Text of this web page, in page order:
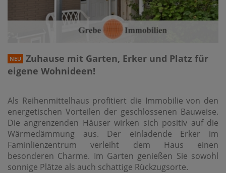
NEU
Zuhause mit Garten, Erker und Platz für
eigene Wohnideen!
Als Reihenmittelhaus profitiert die Immobilie von den
energetischen Vorteilen der geschlossenen Bauweise.
Die angrenzenden Häuser wirken sich positiv auf die
Wärmedämmung aus. Der einladende Erker im
Faminlienzentrum verleiht dem Haus einen
besonderen Charme. Im Garten genießen Sie sowohl
sonnige Plätze als auch schattige Rückzugsorte.